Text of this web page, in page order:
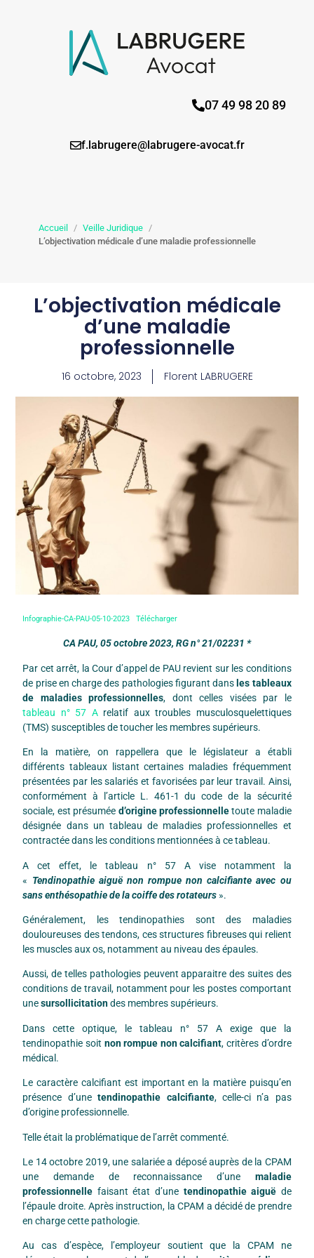
07 49 98 20 89
f.labrugere@labrugere-avocat.fr
Accueil / Veille Juridique /
L’objectivation médicale d’une maladie professionnelle
L’objectivation médicale
d’une maladie
professionnelle
16 octobre, 2023 Florent LABRUGERE
Infographie-CA-PAU-05-10-2023 Télécharger
CA PAU, 05 octobre 2023, RG n° 21/02231 *
Par cet arrêt, la Cour d’appel de PAU revient sur les conditions
de prise en charge des pathologies figurant dans les tableaux
de maladies professionnelles, dont celles visées par le
tableau n° 57 A relatif aux troubles musculosquelettiques
(TMS) susceptibles de toucher les membres supérieurs.
En la matière, on rappellera que le législateur a établi
différents tableaux listant certaines maladies fréquemment
présentées par les salariés et favorisées par leur travail. Ainsi,
conformément à l’article L. 461-1 du code de la sécurité
sociale, est présumée d’origine professionnelletoute maladie
désignée dans un tableau de maladies professionnelles et
contractée dans les conditions mentionnées à ce tableau.
A cet effet, le tableau n° 57 A vise notamment la
« Tendinopathie aiguë non rompue non calcifiante avec ou
sans enthésopathie de la coiffe des rotateurs ».
Généralement, les tendinopathies sont des maladies
douloureuses des tendons, ces structures fibreuses qui relient
les muscles aux os, notamment au niveau des épaules.
Aussi, de telles pathologies peuvent apparaitre des suites des
conditions de travail, notamment pour les postes comportant
unesursollicitationdes membres supérieurs.
Dans cette optique, le tableau n° 57 A exige que la
tendinopathie soit non rompue non calcifiant, critères d’ordre
médical.
Le caractère calcifiant est important en la matière puisqu’en
présence d’unetendinopathie calcifiante, celle-ci n’a pas
d’origine professionnelle.
Telle était la problématique de l’arrêt commenté.
Le 14 octobre 2019, une salariée a déposé auprès de la CPAM
une demande de reconnaissance d’une maladie
professionnelle faisant état d’une tendinopathie aiguë de
l’épaule droite. Après instruction, la CPAM a décidé de prendre
en charge cette pathologie.
Au cas d’espèce, l’employeur soutient que la CPAM ne